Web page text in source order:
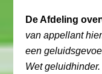
De Afdeling
van appellant
een
Wet